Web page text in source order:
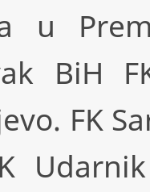
u
BiH
FK